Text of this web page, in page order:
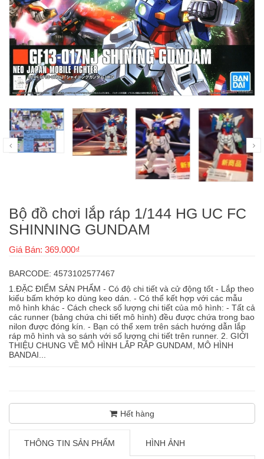
Bộ đồ chơi lắp ráp 1/144 HG UC FC
SHINNING GUNDAM
Giá Bán: 369.000₫
BARCODE: 4573102577467
1.ĐẶC ĐIỂM SẢN PHẨM - Có độ chi tiết và cử động tốt - Lắp theo
kiểu bấm khớp ko dùng keo dán. - Có thể kết hợp với các mẫu
mô hình khác - Cách check số lượng chi tiết của mô hình: - Tất cả
các runner (bảng chứa chi tiết mô hình) đều được chứa trong bao
nilon được đóng kín. - Bạn có thể xem trên sách hướng dẫn lắp
ráp mô hình và so sánh với số lượng chi tiết trên runner. 2. GIỚI
THIỆU CHUNG VỀ MÔ HÌNH LẮP RẮP GUNDAM, MÔ HÌNH
BANDAI...
Hết hàng
THÔNG TIN SẢN PHẨM HÌNH ẢNH